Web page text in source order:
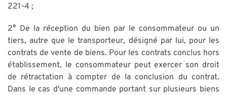
221-4 ;
2° De la réception du bien par le consommateur ou un
tiers, autre que le transporteur, désigné par lui, pour les
contrats de vente de biens. Pour les contrats conclus hors
établissement, le consommateur peut exercer son droit
de rétractation à compter de la conclusion du contrat.
Dans le cas d'une commande portant sur plusieurs biens